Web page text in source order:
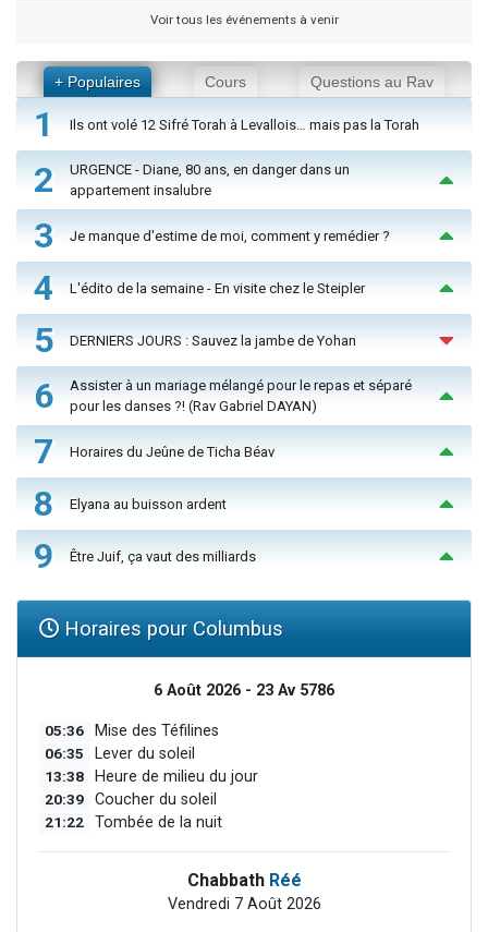
Voir tous les événements à venir
+ Populaires Cours Questions au Rav
1 Ils ont volé 12 Sifré Torah à Levallois… mais pas la Torah
2
URGENCE - Diane, 80 ans, en danger dans un
appartement insalubre
3 Je manque d'estime de moi, comment y remédier ?
4 L'édito de la semaine - En visite chez le Steipler
5 DERNIERS JOURS : Sauvez la jambe de Yohan
6
Assister à un mariage mélangé pour le repas et séparé
pour les danses ?! (Rav Gabriel DAYAN)
7 Horaires du Jeûne de Ticha Béav
8 Elyana au buisson ardent
9 Être Juif, ça vaut des milliards
Horaires pour Columbus
6 Août 2026 - 23 Av 5786
05:36 Mise des Téfilines
06:35 Lever du soleil
13:38 Heure de milieu du jour
20:39 Coucher du soleil
21:22 Tombée de la nuit
Chabbath Réé
Vendredi 7 Août 2026